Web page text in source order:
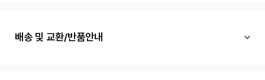
배송 및 교환/반품안내